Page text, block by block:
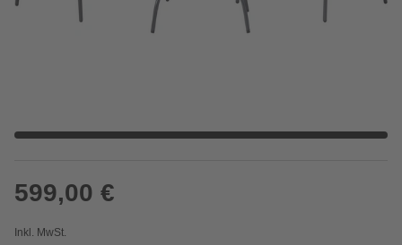
599,00 €
Inkl. MwSt.